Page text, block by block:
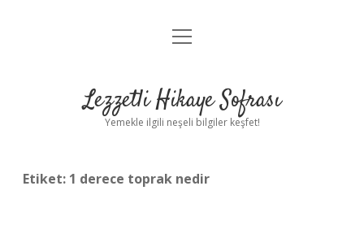
Anasayfa
Yasal Uyarı
menüyü
Lezzetli Hikaye Sofrası
Yemekle ilgili neşeli bilgiler keşfet!
Etiket: 1 derece toprak nedir